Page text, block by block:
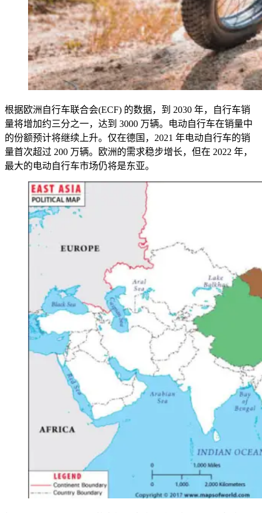
根据欧洲自行车联合会(ECF) 的数据，到 2030 年，自行车销
量将增加约三分之一，达到 3000 万辆。电动自行车在销量中
的份额预计将继续上升。仅在德国，2021 年电动自行车的销
量首次超过 200 万辆。欧洲的需求稳步增长，但在 2022 年，
最大的电动自行车市场仍将是东亚。